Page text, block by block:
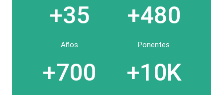
+35
Años
+480
Ponentes
+700 +10K